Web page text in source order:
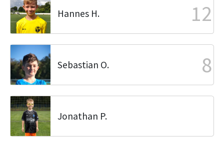
Hannes H. 12
Sebastian O. 8
Jonathan P.